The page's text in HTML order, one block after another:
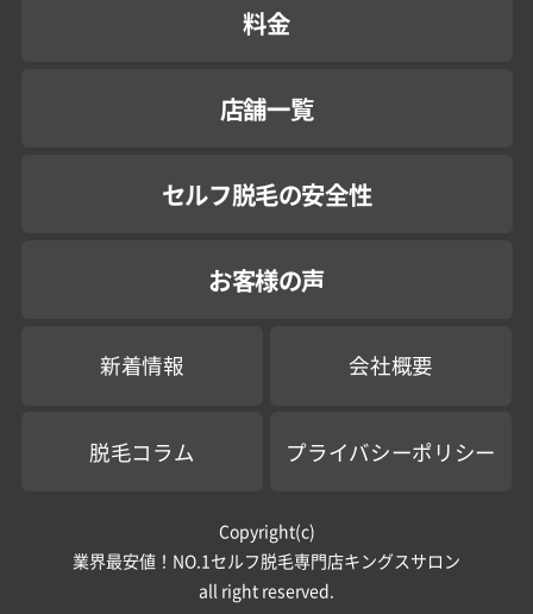
料金
店舗一覧
セルフ脱毛の安全性
お客様の声
新着情報 会社概要
脱毛コラム プライバシーポリシー
Copyright(c)
業界最安値！NO.1セルフ脱毛専門店キングスサロン
all right reserved.